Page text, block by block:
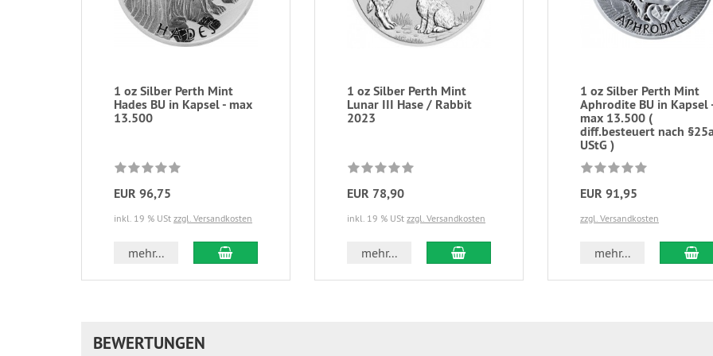
1 oz Silber Perth Mint
Hades BU in Kapsel - max
13.500
EUR 96,75
inkl. 19 % USt zzgl. Versandkosten
mehr... In den Warenkorb
1 oz Silber Perth Mint
Lunar III Hase / Rabbit
2023
EUR 78,90
inkl. 19 % USt zzgl. Versandkosten
mehr... In den Warenkorb
1 oz Silber Perth Mint
Aphrodite BU in Kapsel
max 13.500 (
diff.besteuert nach
UStG )
EUR 91,95
zzgl. Versandkosten
mehr... In
BEWERTUNGEN